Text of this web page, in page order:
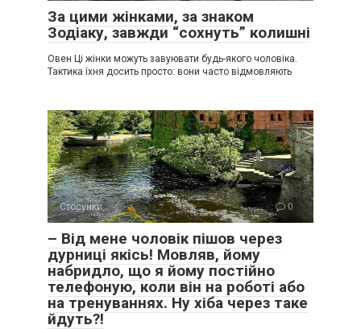
За цими жінками, за знаком
Зодіаку, завжди “сохнуть” колишні
Овен Ці жінки можуть завуювати будь-якого чоловіка.
Тактика їхня досить просто: вони часто відмовляють
Стосунки 0
– Від мене чоловік пішов через
дурниці якісь! Мовляв, йому
набридло, що я йому постійно
телефоную, коли він на роботі або
на тренуваннях. Ну хіба через таке
йдуть?!